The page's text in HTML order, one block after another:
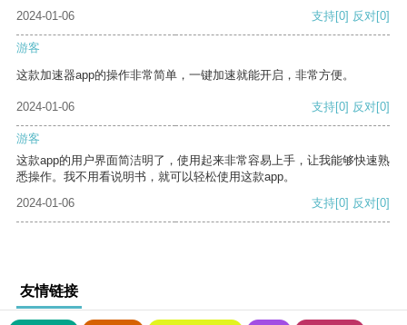
2024-01-06 支持[0] 反对[0]
游客
这款加速器app的操作非常简单，一键加速就能开启，非常方便。
2024-01-06 支持[0] 反对[0]
游客
这款app的用户界面简洁明了，使用起来非常容易上手，让我能够快速熟
悉操作。我不用看说明书，就可以轻松使用这款app。
2024-01-06
支持[0] 反对[0]
友情链接